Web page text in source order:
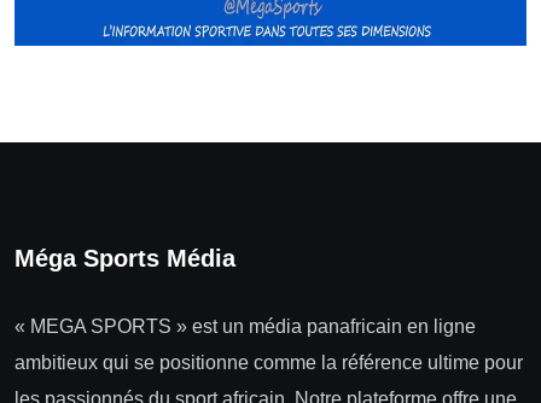
Méga Sports Média
« MEGA SPORTS » est un média panafricain en ligne
ambitieux qui se positionne comme la référence ultime pour